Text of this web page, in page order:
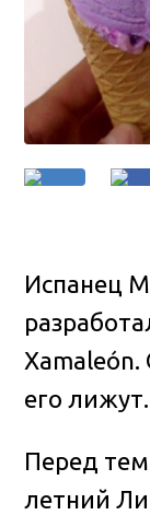
Испанец
Xamaleón.
его лижут.
Перед
летний